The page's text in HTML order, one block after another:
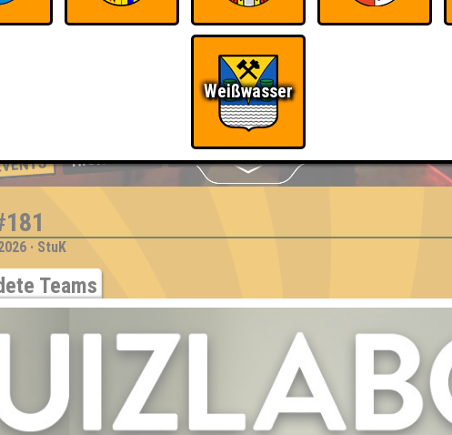
HIGHSCORE RESERVIERUNG BUCHEN
· StuK
Teams
Weißwasser